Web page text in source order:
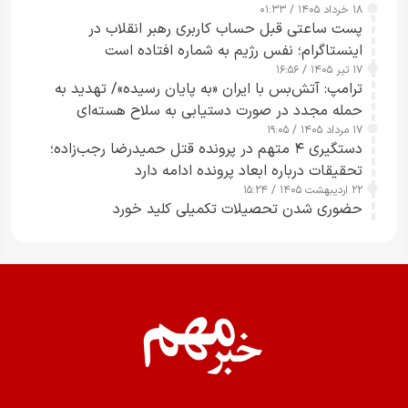
۱۸ خرداد ۱۴۰۵ / ۰۱:۳۳
پست ساعتی قبل حساب کاربری رهبر انقلاب در
اینستاگرام؛ نفس رژیم به شماره افتاده است​
۱۷ تیر ۱۴۰۵ / ۱۶:۵۶
ترامپ: آتش‌بس با ایران «به پایان رسیده»/ تهدید به
حمله مجدد در صورت دستیابی به سلاح هسته‌ای
۱۷ مرداد ۱۴۰۵ / ۱۹:۰۵
دستگیری ۴ متهم در پرونده قتل حمیدرضا رجب‌زاده؛
تحقیقات درباره ابعاد پرونده ادامه دارد
۲۲ اردیبهشت ۱۴۰۵ / ۱۵:۲۴
حضوری شدن تحصیلات تکمیلی کلید خورد